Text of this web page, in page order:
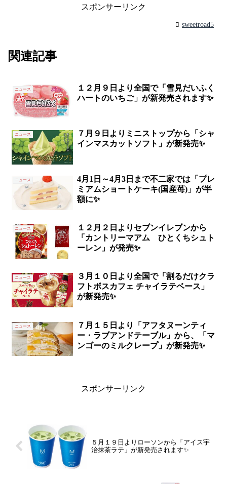
スポンサーリンク
sweetroad5
関連記事
ニュース
１２月９日より全国で「雪見だいふく
ハートのいちご」が新発売されます✨
ニュース
７月９日よりミニストップから「シャ
インマスカットソフト」が新発売✨
ニュース
4月1日～4月3日まで不二家では「プレ
ミアムショートケーキ(国産苺)」が半
額に✨
ニュース
１２月２日よりセブンイレブンから
「カントリーマアム ひとくちシュト
ーレン」が発売✨
ニュース
３月１０日より全国で「割るだけクラ
フトボスカフェ チャイラテベース」
が新発売✨
ニュース
７月１５日より「アフタヌーンティ
ー・ラブアンドテーブル」から、「マ
ンゴーのミルクレープ」が新発売✨
スポンサーリンク
５月１９日よりローソンから「アイス宇
治抹茶ラテ」が新発売されます✨